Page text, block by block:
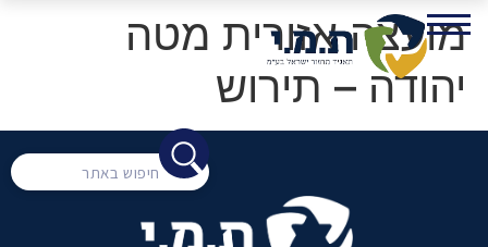
מועצה אזורית מטה
יהודה – תירוש